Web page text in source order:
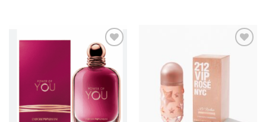
AÑADIR
A LA
LISTA
DE
DESEOS
AÑADIR